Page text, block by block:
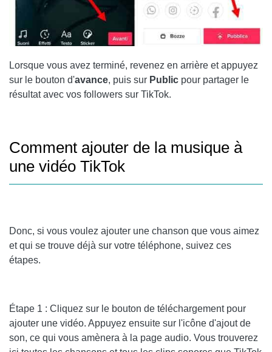
Lorsque vous avez terminé, revenez en arrière et appuyez
sur le bouton d'avance, puis sur Public pour partager le
résultat avec vos followers sur TikTok.
Comment ajouter de la musique à
une vidéo TikTok
Donc, si vous voulez ajouter une chanson que vous aimez
et qui se trouve déjà sur votre téléphone, suivez ces
étapes.
Étape 1 : Cliquez sur le bouton de téléchargement pour
ajouter une vidéo. Appuyez ensuite sur l'icône d'ajout de
son, ce qui vous amènera à la page audio. Vous trouverez